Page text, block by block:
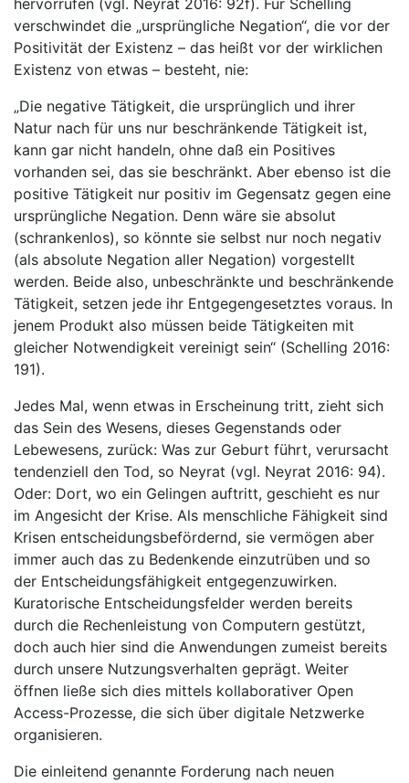
hervorrufen (vgl. Neyrat 2016: 92f). Für Schelling
verschwindet die „ursprüngliche Negation“, die vor der
Positivität der Existenz – das heißt vor der wirklichen
Existenz von etwas – besteht, nie:
„Die negative Tätigkeit, die ursprünglich und ihrer
Natur nach für uns nur beschränkende Tätigkeit ist,
kann gar nicht handeln, ohne daß ein Positives
vorhanden sei, das sie beschränkt. Aber ebenso ist die
positive Tätigkeit nur positiv im Gegensatz gegen eine
ursprüngliche Negation. Denn wäre sie absolut
(schrankenlos), so könnte sie selbst nur noch negativ
(als absolute Negation aller Negation) vorgestellt
werden. Beide also, unbeschränkte und beschränkende
Tätigkeit, setzen jede ihr Entgegengesetztes voraus. In
jenem Produkt also müssen beide Tätigkeiten mit
gleicher Notwendigkeit vereinigt sein“ (Schelling 2016:
191).
Jedes Mal, wenn etwas in Erscheinung tritt, zieht sich
das Sein des Wesens, dieses Gegenstands oder
Lebewesens, zurück: Was zur Geburt führt, verursacht
tendenziell den Tod, so Neyrat (vgl. Neyrat 2016: 94).
Oder: Dort, wo ein Gelingen auftritt, geschieht es nur
im Angesicht der Krise. Als menschliche Fähigkeit sind
Krisen entscheidungsbefördernd, sie vermögen aber
immer auch das zu Bedenkende einzutrüben und so
der Entscheidungsfähigkeit entgegenzuwirken.
Kuratorische Entscheidungsfelder werden bereits
durch die Rechenleistung von Computern gestützt,
doch auch hier sind die Anwendungen zumeist bereits
durch unsere Nutzungsverhalten geprägt. Weiter
öffnen ließe sich dies mittels kollaborativer Open
Access-Prozesse, die sich über digitale Netzwerke
organisieren.
Die einleitend genannte Forderung nach neuen